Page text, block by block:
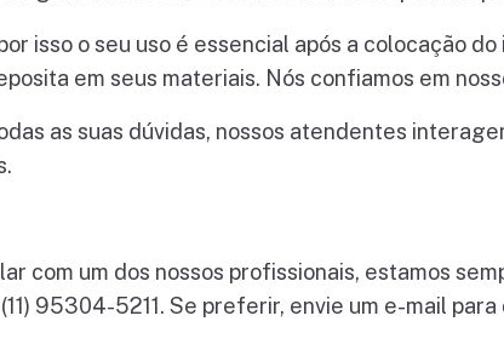
isso o seu uso é essencial após a colocação
em seus materiais. Nós confiamos em
as suas dúvidas, nossos atendentes
com um dos nossos profissionais, estamos
95304-5211. Se preferir, envie um e-mail para